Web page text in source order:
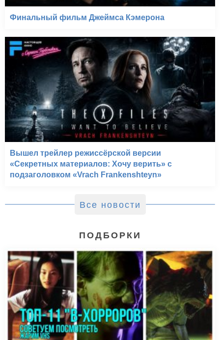
Финальный фильм Джеймса Кэмерона
Вышел трейлер режиссёрской версии
«Секретных материалов: Хочу верить» с
подзаголовком «Vrach Frankenshteyn»
Все новости
ПОДБОРКИ